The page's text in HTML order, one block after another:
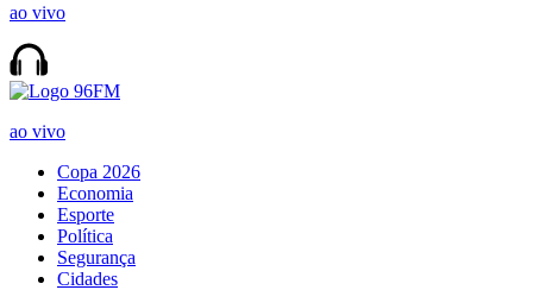
ao vivo
ao vivo
Copa 2026
Economia
Esporte
Política
Segurança
Cidades